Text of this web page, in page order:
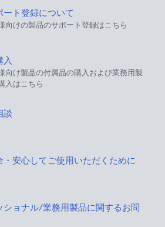
ート登録について
向けの製品のサポート登録はこちら
入
向け製品の付属品の購入および業務用製
入はこちら
談
・安心してご使用いただくために
ショナル/業務用製品に関するお問